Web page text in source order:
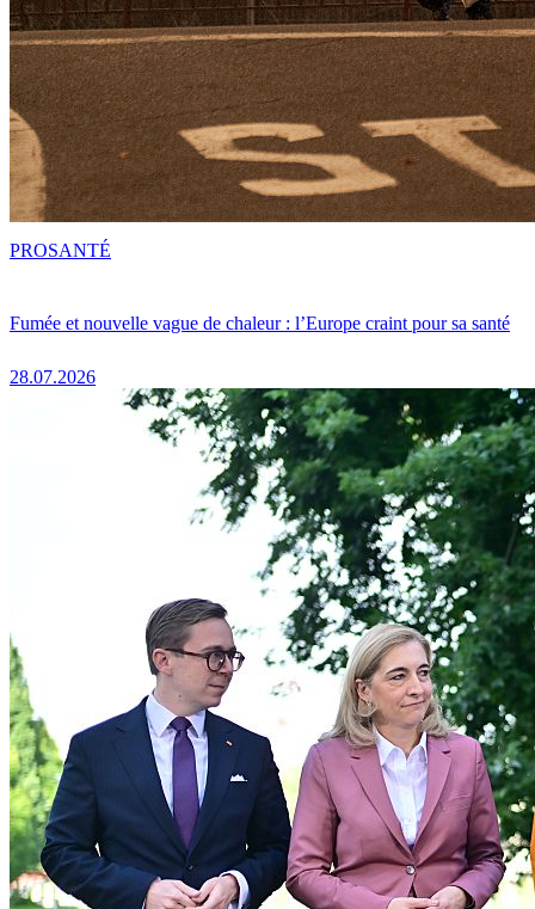
Fumée et nouvelle vague de chaleur : l’Europe craint pour sa santé
28.07.2026
PROSANTÉ